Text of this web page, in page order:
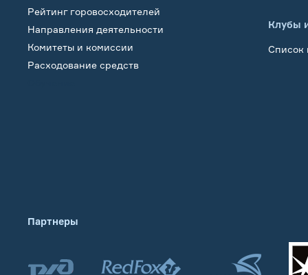
Рейтинг горовосходителей
Направления деятельности
Комитеты и комиссии
Расходование средств
Клубы
Список
Партнеры